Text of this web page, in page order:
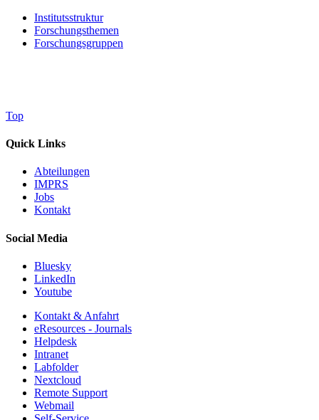
Institutsstruktur
Forschungsthemen
Forschungsgruppen
Top
Quick Links
Abteilungen
IMPRS
Jobs
Kontakt
Social Media
Bluesky
LinkedIn
Youtube
Kontakt & Anfahrt
eResources - Journals
Helpdesk
Intranet
Labfolder
Nextcloud
Remote Support
Webmail